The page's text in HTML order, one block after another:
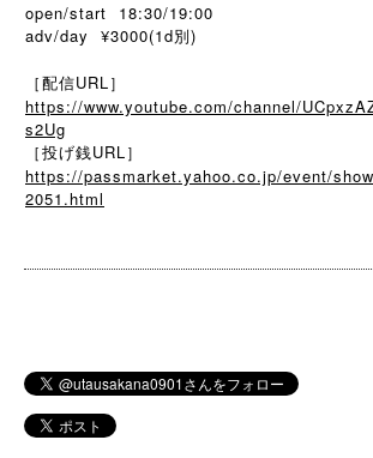
open/start 18:30/19:00
adv/day ¥3000(1d別)
［配信URL］
https://www.youtube.com/channel/
s2Ug
［投げ銭URL］
https://passmarket.yahoo.co.jp/event/
2051.html